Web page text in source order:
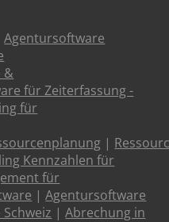
Agentursoftware
&
für Zeiterfassung -
für
|
Kennzahlen für
für
|Agentursoftware
|Abrechung in